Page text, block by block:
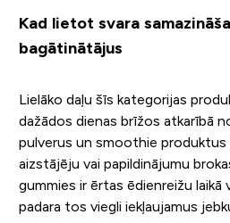
Kad lietot svara
bagātinātājus
Lielāko daļu šīs kategorijas
dažādos dienas brīžos atkarībā
pulverus un smoothie
aizstājēju vai papildinājumu
gummies ir ērtas ēdienreižu
padara tos viegli iekļaujamus